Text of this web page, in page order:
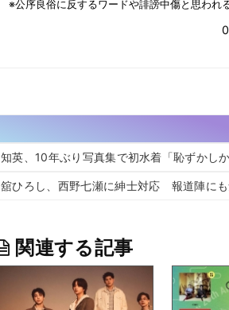
知英、10年ぶり写真集で初水着「恥ずかし
舘ひろし、西野七瀬に紳士対応 報道陣に
関連する記事